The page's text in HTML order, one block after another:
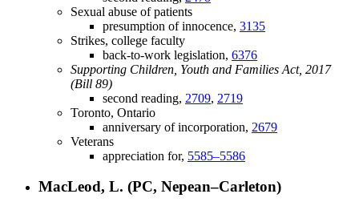
Sexual abuse of patients
presumption of innocence, 3135
Strikes, college faculty
back-to-work legislation, 6376
Supporting Children, Youth and Families Act, 2017
(Bill 89)
second reading, 2709, 2719
Toronto, Ontario
anniversary of incorporation, 2679
Veterans
appreciation for, 5585–5586
MacLeod, L. (PC, Nepean–Carleton)